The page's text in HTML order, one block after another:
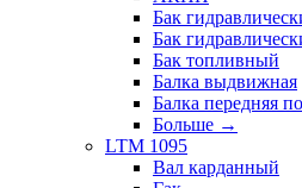
Бак
Бак
Бак топливный
Балка выдвижная
Балка передняя
Больше →
LTM 1095
Вал карданный